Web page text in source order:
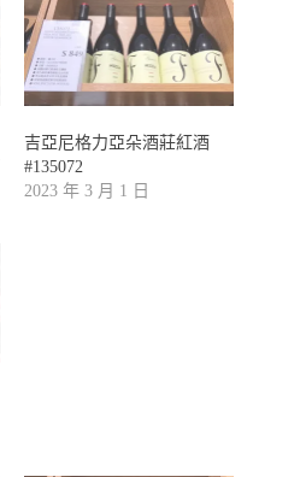
吉亞尼格力亞朵酒莊紅酒
#135072
2023 年 3 月 1 日